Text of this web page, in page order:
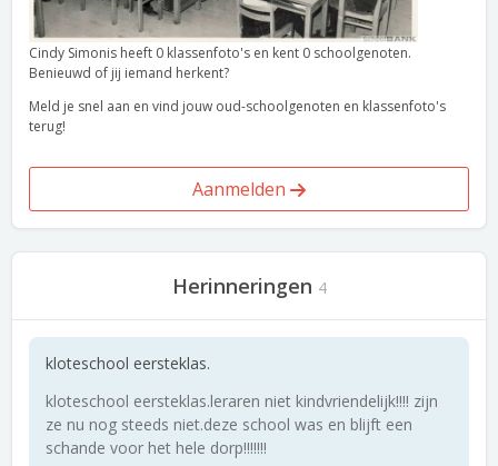
Cindy Simonis heeft 0 klassenfoto's en kent 0 schoolgenoten.
Benieuwd of jij iemand herkent?
Meld je snel aan en vind jouw oud-schoolgenoten en klassenfoto's
terug!
Aanmelden
Herinneringen 4
kloteschool eersteklas.
kloteschool eersteklas.leraren niet kindvriendelijk!!!! zijn
ze nu nog steeds niet.deze school was en blijft een
schande voor het hele dorp!!!!!!!